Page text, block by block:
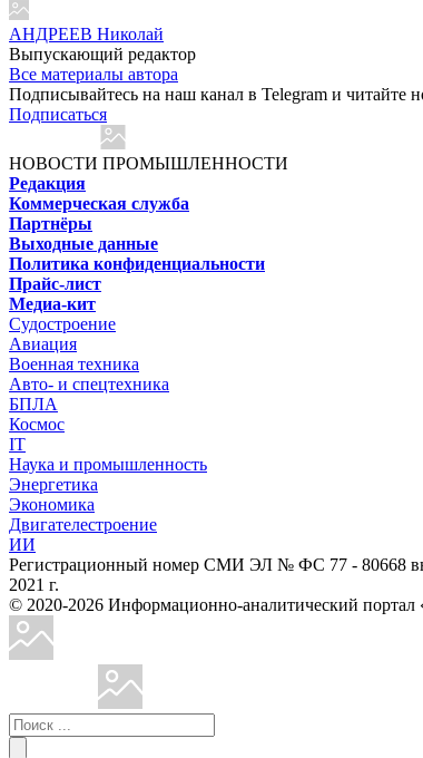
АНДРЕЕВ Николай
Выпускающий редактор
Все материалы автора
Подписывайтесь на наш канал в Telegram и читайте
Подписаться
НОВОСТИ ПРОМЫШЛЕННОСТИ
Редакция
Коммерческая служба
Партнёры
Выходные данные
Политика конфиденциальности
Прайс-лист
Медиа-кит
Судостроение
Авиация
Военная техника
Авто- и спецтехника
БПЛА
Космос
IT
Наука и промышленность
Энергетика
Экономика
Двигателестроение
ИИ
Регистрационный номер СМИ ЭЛ № ФС 77 - 80668
2021 г.
© 2020-2026 Информационно-аналитический